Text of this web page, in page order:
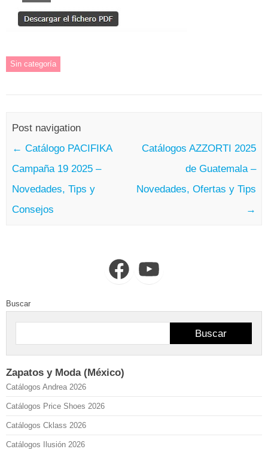
Sin categoría
Post navigation
← Catálogo PACIFIKA
Campaña 19 2025 –
Novedades, Tips y
Consejos
Catálogos AZZORTI 2025
de Guatemala –
Novedades, Ofertas y Tips
→
FacebookYouTube
Buscar
Buscar
Zapatos y Moda (México)
Catálogos Andrea 2026
Catálogos Price Shoes 2026
Catálogos Cklass 2026
Catálogos Ilusión 2026